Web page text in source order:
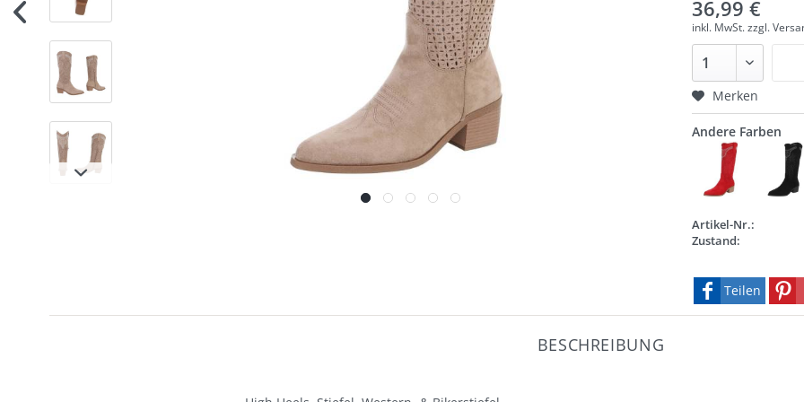
36,99 €
inkl. MwSt. zzgl.
Merken
Andere Farben
Artikel-Nr.:
Zustand:
Teilen
BESCHREIBUNG